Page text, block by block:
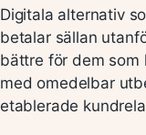
Digitala alternativ
betalar sällan
bättre för dem som
med omedelbar
etablerade